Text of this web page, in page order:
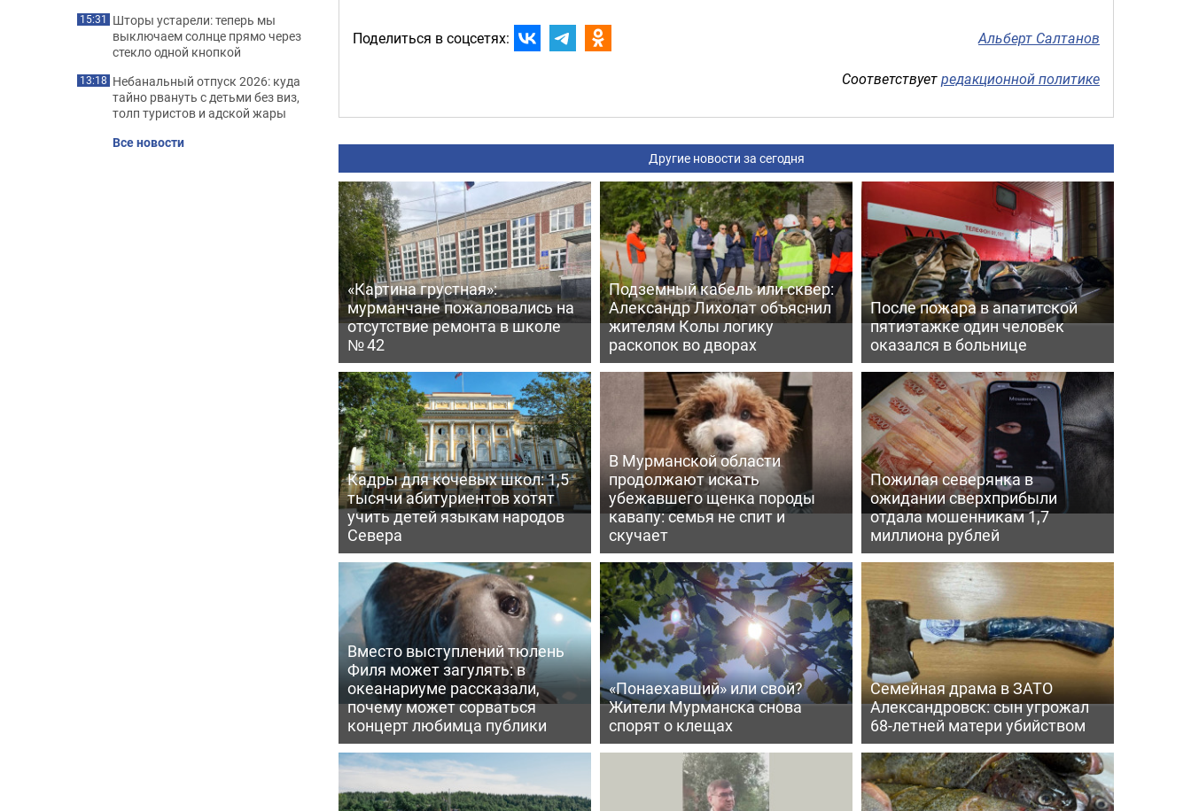
Поделиться в соцсетях: Альберт Салтанов
Соответствуетредакционной политике
Другие новости за сегодня
«Картина грустная»:
мурманчане пожаловались на
отсутствие ремонта в школе
№ 42
Подземный кабель или сквер:
Александр Лихолат объяснил
жителям Колы логику
раскопок во дворах
После пожара в апатитской
пятиэтажке один человек
оказался в больнице
Кадры для кочевых школ: 1,5
тысячи абитуриентов хотят
учить детей языкам народов
Севера
В Мурманской области
продолжают искать
убежавшего щенка породы
кавапу: семья не спит и
скучает
Пожилая северянка в
ожидании сверхприбыли
отдала мошенникам 1,7
миллиона рублей
Вместо выступлений тюлень
Филя может загулять: в
океанариуме рассказали,
почему может сорваться
концерт любимца публики
«Понаехавший» или свой?
Жители Мурманска снова
спорят о клещах
Семейная драма в ЗАТО
Александровск: сын угрожал
68-летней матери убийством
15:31 Шторы устарели: теперь мы
выключаем солнце прямо через
стекло одной кнопкой
13:18 Небанальный отпуск 2026: куда
тайно рвануть с детьми без виз,
толп туристов и адской жары
Все новости